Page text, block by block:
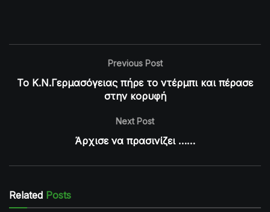
Previous Post
Το Κ.Ν.Γερμασόγειας πήρε το ντέρμπι και πέρασε
στην κορυφή
Next Post
Άρχισε να πρασινίζει ……
Related Posts